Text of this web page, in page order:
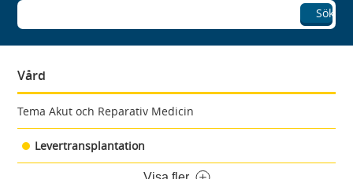
Sök
Vård
Tema Akut och Reparativ Medicin
Levertransplantation